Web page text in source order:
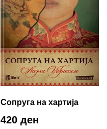
Сопруга на хартија
420 ден